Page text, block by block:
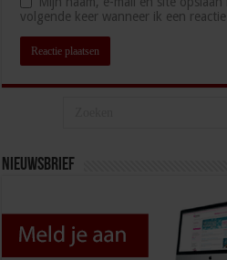
volgende keer wanneer ik een
Nieuwsbrief